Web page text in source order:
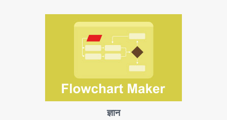
ज्ञान